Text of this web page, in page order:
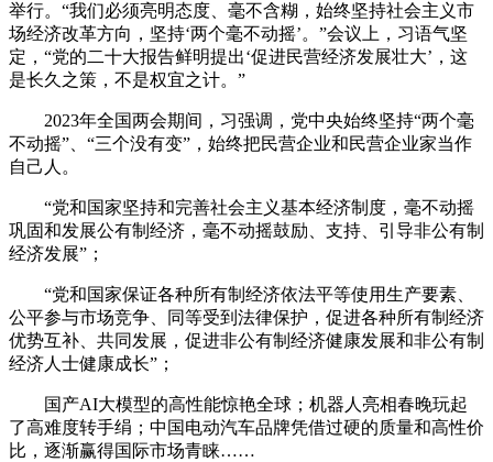
举行。“我们必须亮明态度、毫不含糊，始终坚持社会主义市
场经济改革方向，坚持‘两个毫不动摇’。”会议上，习语气坚
定，“党的二十大报告鲜明提出‘促进民营经济发展壮大’，这
是长久之策，不是权宜之计。”
2023年全国两会期间，习强调，党中央始终坚持“两个毫
不动摇”、“三个没有变”，始终把民营企业和民营企业家当作
自己人。
“党和国家坚持和完善社会主义基本经济制度，毫不动摇
巩固和发展公有制经济，毫不动摇鼓励、支持、引导非公有制
经济发展”；
“党和国家保证各种所有制经济依法平等使用生产要素、
公平参与市场竞争、同等受到法律保护，促进各种所有制经济
优势互补、共同发展，促进非公有制经济健康发展和非公有制
经济人士健康成长”；
国产AI大模型的高性能惊艳全球；机器人亮相春晚玩起
了高难度转手绢；中国电动汽车品牌凭借过硬的质量和高性价
比，逐渐赢得国际市场青睐……